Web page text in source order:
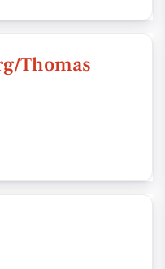
Thomas